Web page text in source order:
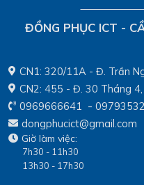
ĐỒNG PHỤC ICT -
CN1: 320/11A - Đ. Trần
CN2: 455 - Đ. 30 Tháng 4,
0969666641 -
dongphucict@gmail.com
Giờ làm việc:
7h30 - 11h30
13h30 - 17h30